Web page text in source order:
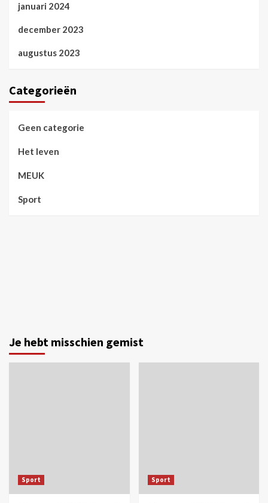
januari 2024
december 2023
augustus 2023
Categorieën
Geen categorie
Het leven
MEUK
Sport
Je hebt misschien gemist
Sport Sport